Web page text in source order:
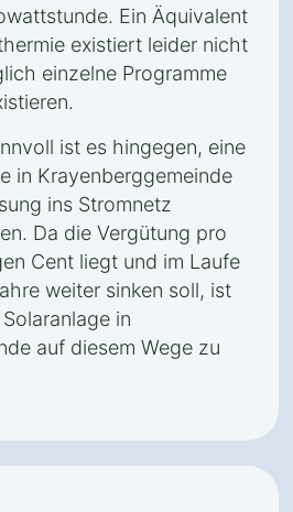
Ein Äquivalent
existiert leider nicht
einzelne Programme
ist es hingegen, eine
in Krayenberggemeinde
ins Stromnetz
Da die Vergütung pro
Cent liegt und im Laufe
weiter sinken soll, ist
in
auf diesem Wege zu